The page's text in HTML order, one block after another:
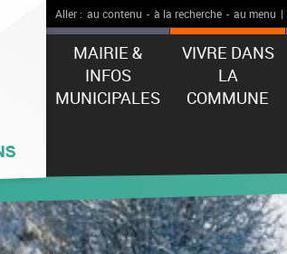
Aller : au contenu - à la recherche - au menu |
MAIRIE &
INFOS
MUNICIPALES
VIVRE DANS
LA
COMMUNE